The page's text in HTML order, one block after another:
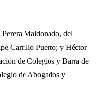
Maldonado, del
Carrillo Puerto; y Héctor
de Colegios y Barra de
de Abogados y